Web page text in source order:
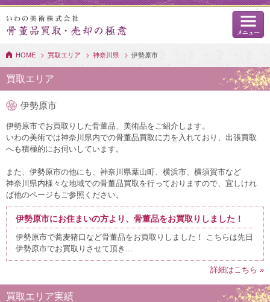
HOME 買取エリア 神奈川県 伊勢原市
買取エリア
伊勢原市
伊勢原市でお買取りした骨董品、美術品をご紹介します。
いわの美術では神奈川県内での骨董品買取に力を入れており、出張買取
へも積極的にお伺いしています。
また、伊勢原市の他にも、神奈川県葉山町、横浜市、横須賀市など
神奈川県内様々な地域での骨董品買取を行っておりますので、宜しけれ
ば他のページもご参照ください。
伊勢原市にお住まいの方より、骨董品をお買取りしました！
伊勢原市で蕎麦猪口など骨董品をお買取りしました！ こちらは先日
伊勢原市でお買取りさせて頂き...
詳細はこちら »
買取エリア実績